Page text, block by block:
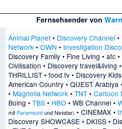
Fernsehsender von
Animal Planet• Discovery Channel •
Network• OWN • Investigation
Discovery Family• Fine Living • afc•
Civilisation • Discovery travel&living •
THRILLIST• food tv• Discovery Kids
American Country• QUEST Arabiya•
• Magnolia Network• TNT• Cartoon
Boing • TBS• HBO • WB Channel •
mit ParamountundNexstar) • CINEMAX•
Discovery SHOWCASE• DKISS•